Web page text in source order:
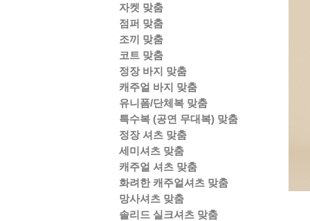
자켓 맞춤
점퍼 맞춤
조끼 맞춤
코트 맞춤
정장 바지 맞춤
캐주얼 바지 맞춤
유니폼/단체복 맞춤
특수복 (공연 무대복) 맞춤
정장 셔츠 맞춤
세미셔츠 맞춤
캐주얼 셔츠 맞춤
화려한 캐주얼셔츠 맞춤
망사셔츠 맞춤
솔리드 실크셔츠 맞춤